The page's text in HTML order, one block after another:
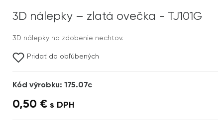
3D nálepky – zlatá ovečka - TJ101G
3D nálepky na zdobenie nechtov.
Pridať do obľúbených
Kód výrobku: 175.07c
0,50 € s DPH